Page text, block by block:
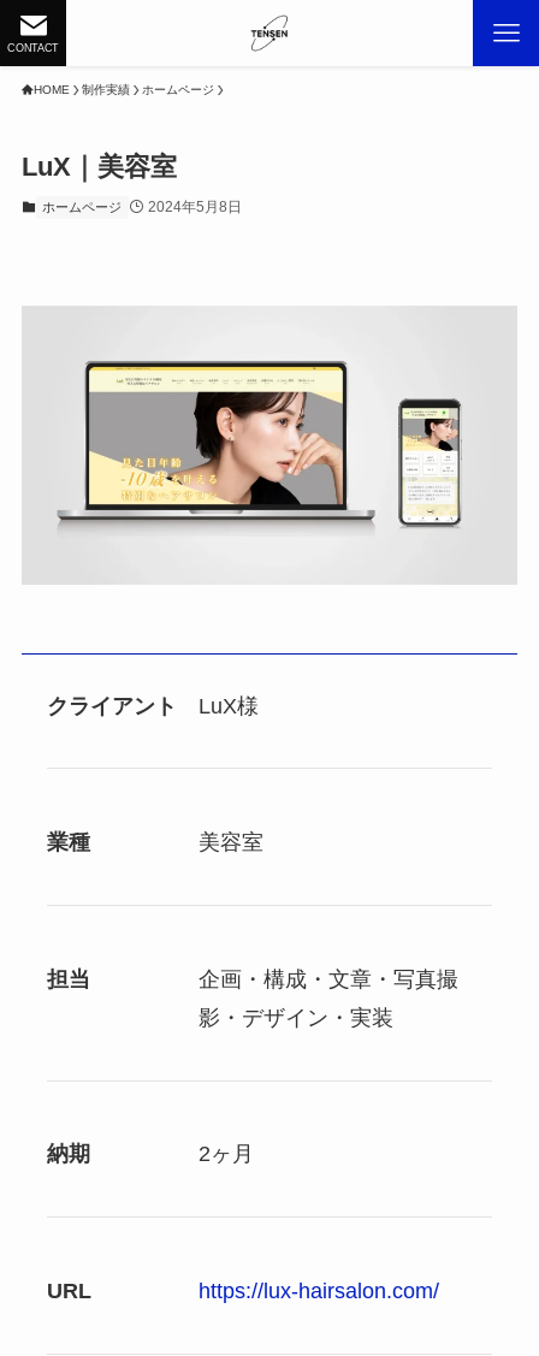
CONTACT
HOME 制作実績 ホームページ
LuX｜美容室
ホームページ 2024年5月8日
クライアント LuX様
業種 美容室
担当
企画・構成・文章・写真撮
影・デザイン・実装
納期 2ヶ月
URL https://lux-hairsalon.com/